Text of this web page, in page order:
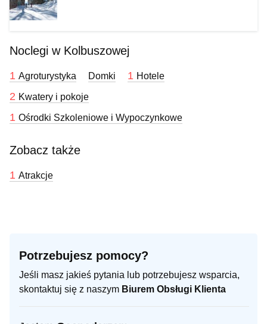
Noclegi w Kolbuszowej
1 Agroturystyka Domki 1 Hotele
2 Kwatery i pokoje
1 Ośrodki Szkoleniowe i Wypoczynkowe
Zobacz także
1 Atrakcje
Potrzebujesz pomocy?
Jeśli masz jakieś pytania lub potrzebujesz wsparcia,
skontaktuj się z naszym Biurem Obsługi Klienta